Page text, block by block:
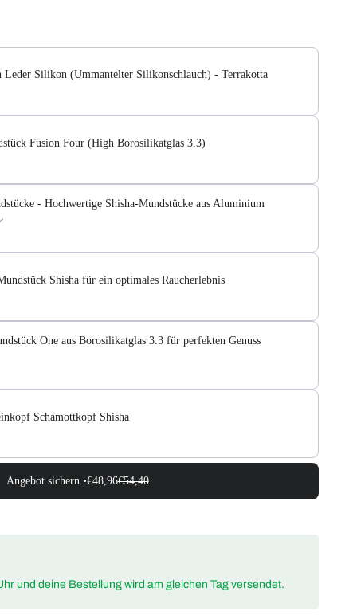
Leder Silikon (Ummantelter Silikonschlauch) - Terrakotta
Fusion Four (High Borosilikatglas 3.3)
- Hochwertige Shisha-Mundstücke aus Aluminium
Shisha für ein optimales Raucherlebnis
One aus Borosilikatglas 3.3 für perfekten Genuss
Schamottkopf Shisha
Angebot sichern •€48,96€54,40
und deine Bestellung wird am gleichen Tag versendet.